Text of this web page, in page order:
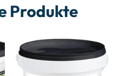
Produkte